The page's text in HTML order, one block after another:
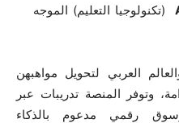
(تكنولوجيا التعليم) الموجه
العربي لتحويل مواهبهن
وتوفر المنصة تدريبات عبر
رقمي مدعوم بالذكاء